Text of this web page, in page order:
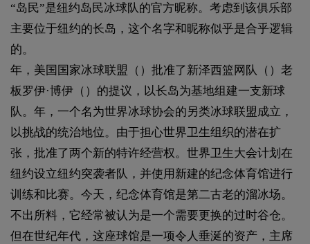
“岛民”是纽约岛民冰球队的官方昵称。考虑到该俱乐部
主要位于纽约的长岛，这个名字和昵称似乎是合乎逻辑
的。
年，美国国家冰球联盟（）批准了新泽西篮网队（）老
板罗伊·博伊（）的提议，以长岛为基地组建一支新球
队。年，一个名为世界冰球协会的另类冰球联盟成立，
以挑战的统治地位。由于担心世界卫生组织的潜在扩
张，批准了两个新的特许经营权。世界卫生大会计划在
纽约设立纽约突袭者队，并使用新建的纪念体育馆进行
训练和比赛。今天，纪念体育馆是第二古老的溜冰场。
不出所料，它经常被认为是一个需要更换的过时谷仓。
但在世纪年代，这座球馆是一项令人垂涎的资产，主席